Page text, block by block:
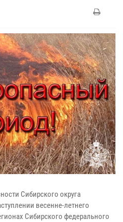
Сибирского округа
весенне-летнего
Сибирского федерального